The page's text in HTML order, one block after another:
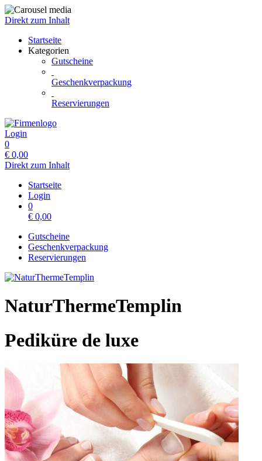
Direkt zum Inhalt
Startseite
Kategorien
Gutscheine
Geschenkverpackung
Reservierungen
Login
0
€ 0,00
Direkt zum Inhalt
Startseite
Login
0
€ 0,00
Gutscheine
Geschenkverpackung
Reservierungen
NaturThermeTemplin
Pediküre de luxe